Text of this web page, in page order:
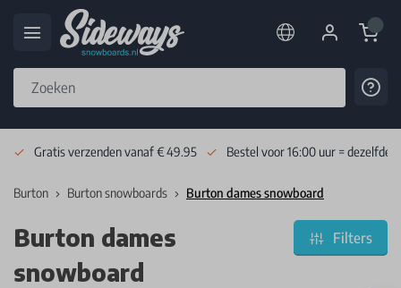
Cart
Gratis verzenden vanaf € 49.95 Bestel voor 16:00 uur = dezelfde
Burton Burton snowboards Burton dames snowboard
Burton dames
snowboard
Filters